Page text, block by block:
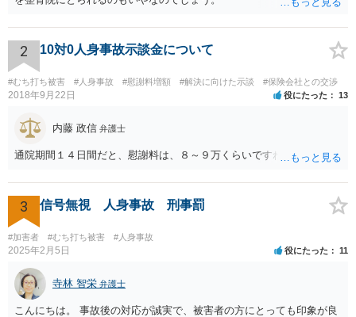
2 10対0人身事故示談金について
#むち打ち被害 #人身事故 #慰謝料増額 #解決に向けた示談 #保険会社との交渉
2018年9月22日 役にたった 13
内藤 政信 弁護士
通院期間１４日間だと、慰謝料は、８～９万くらいですね。
3 信号無視 人身事故 刑事罰
#加害者 #むち打ち被害 #人身事故
2025年2月5日 役にたった 11
寺林 智栄 弁護士
こんにちは。 事故後の対応が誠実で、被害者の方にとっても印象が良